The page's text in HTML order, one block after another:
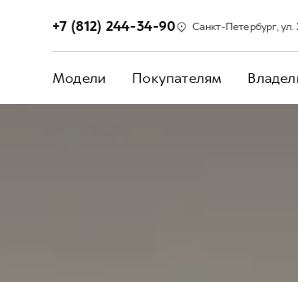
+7 (812) 244-34-90 Санкт-Петербург, ул.
Модели Покупателям